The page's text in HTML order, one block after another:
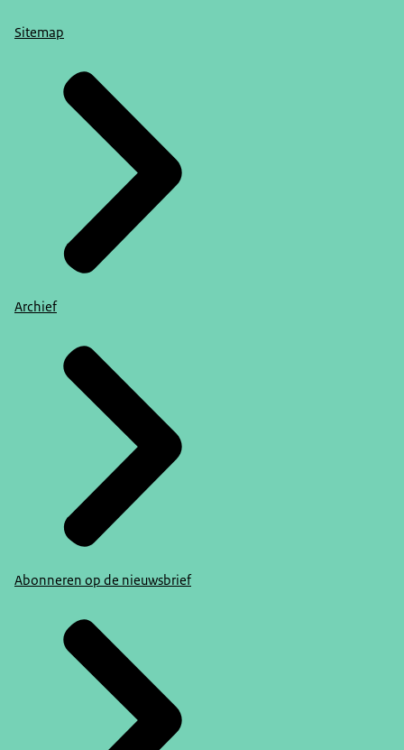
Sitemap
Archief
Abonneren op de nieuwsbrief